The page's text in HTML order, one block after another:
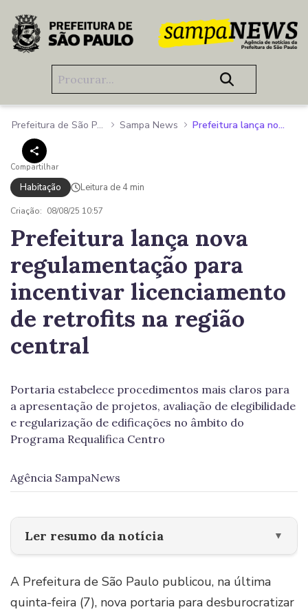
Pular para o Conteúdo principal
Prefeitura de São Paulo Sampa News Prefeitura lança nova regulamentação para incentivar licenciamento de retrofits na região central
Compartilhar
Habitação Leitura de 4 min
Criação: 08/08/25 10:57
Prefeitura lança nova
regulamentação para
incentivar licenciamento
de retrofits na região
central
Portaria estabelece procedimentos mais claros para
a apresentação de projetos, avaliação de elegibilidade
e regularização de edificações no âmbito do
Programa Requalifica Centro
Agência SampaNews
Ler resumo da notícia ▼
A Prefeitura de São Paulo publicou, na última
quinta-feira (7), nova portaria para desburocratizar